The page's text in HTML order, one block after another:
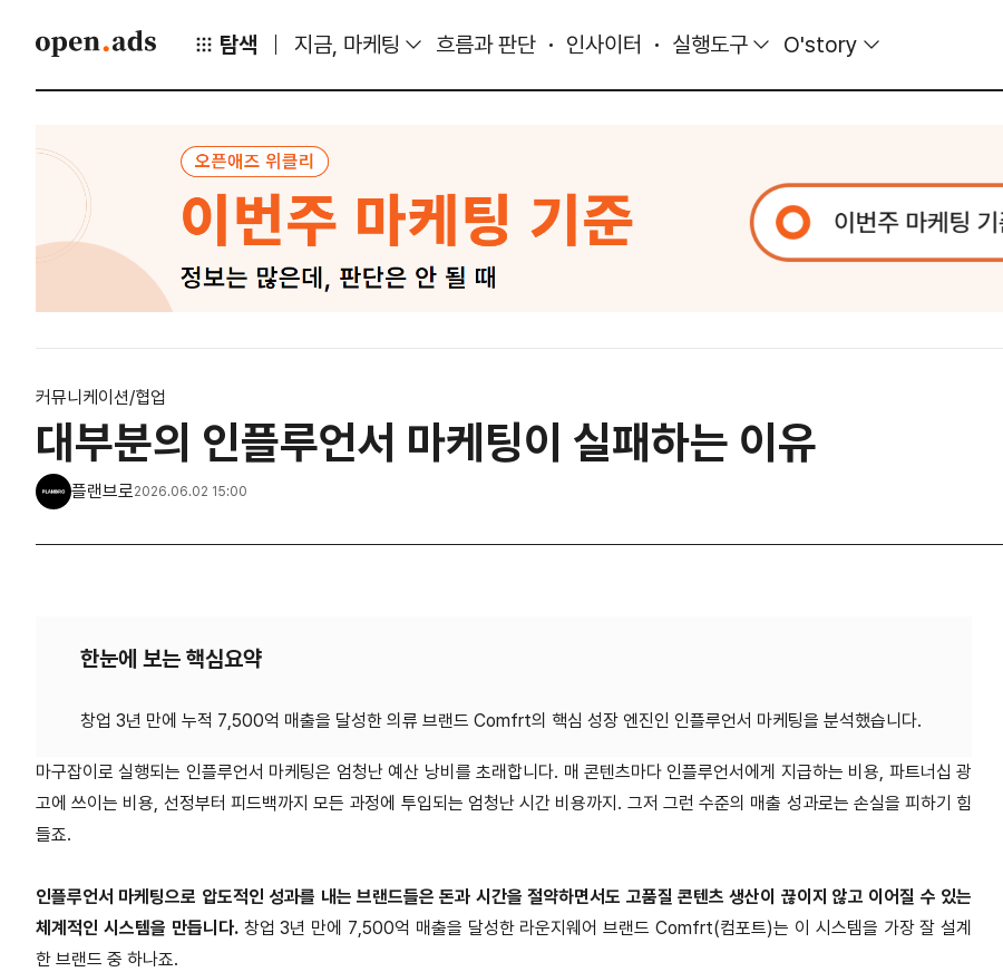
탐색 지금, 마케팅 흐름과 판단 인사이터 실행도구 O'story
커뮤니케이션/협업
대부분의 인플루언서 마케팅이 실패하는 이유
플랜브로2026.06.02 15:00
한눈에 보는 핵심요약
마구잡이로 실행되는 인플루언서 마케팅은 엄청난 예산 낭비를 초래합니다. 매 콘텐츠마다 인플루언서에게 지급하는 비용, 파트너십 광
고에 쓰이는 비용, 선정부터 피드백까지 모든 과정에 투입되는 엄청난 시간 비용까지. 그저 그런 수준의 매출 성과로는 손실을 피하기 힘
들죠.
인플루언서 마케팅으로 압도적인 성과를 내는 브랜드들은 돈과 시간을 절약하면서도 고품질 콘텐츠 생산이 끊이지 않고 이어질 수 있는
체계적인 시스템을 만듭니다. 창업 3년 만에 7,500억 매출을 달성한 라운지웨어 브랜드 Comfrt(컴포트)는 이 시스템을 가장 잘 설계
한 브랜드 중 하나죠.